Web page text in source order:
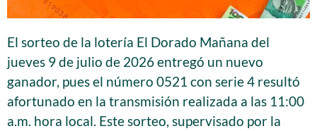
El sorteo de la lotería El Dorado Mañana del
jueves 9 de julio de 2026 entregó un nuevo
ganador, pues el número 0521 con serie 4 resultó
afortunado en la transmisión realizada a las 11:00
a.m. hora local. Este sorteo, supervisado por la